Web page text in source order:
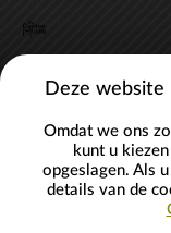
Er heeft zich een
Deze website
Omdat we ons
kunt u
opgeslagen. Als
details van de